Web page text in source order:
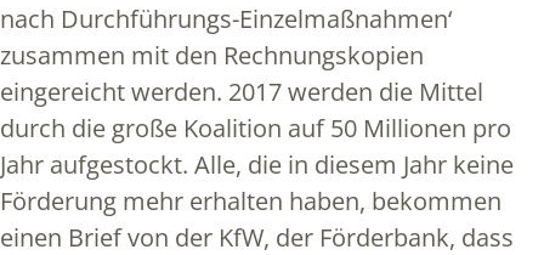
nach Durchführungs-Einzelmaßnahmen‘
zusammen mit den Rechnungskopien
eingereicht werden. 2017 werden die Mittel
durch die große Koalition auf 50 Millionen pro
Jahr aufgestockt. Alle, die in diesem Jahr keine
Förderung mehr erhalten haben, bekommen
einen Brief von der KfW, der Förderbank, dass